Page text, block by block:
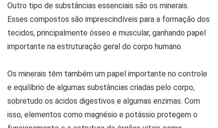
Outro tipo de substâncias essenciais são os minerais.
Esses compostos são imprescindíveis para a formação dos
tecidos, principalmente ósseo e muscular, ganhando papel
importante na estruturação geral do corpo humano.
Os minerais têm também um papel importante no controle
e equilíbrio de algumas substâncias criadas pelo corpo,
sobretudo os ácidos digestivos e algumas enzimas. Com
isso, elementos como magnésio e potássio protegem o